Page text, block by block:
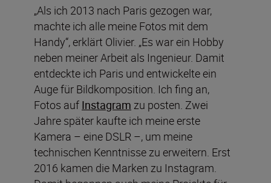
„Als ich 2013 nach Paris gezogen war,
machte ich alle meine Fotos mit dem
Handy“, erklärt Olivier. „Es war ein Hobby
neben meiner Arbeit als Ingenieur. Damit
entdeckte ich Paris und entwickelte ein
Auge für Bildkomposition. Ich fing an,
Fotos auf Instagram zu posten. Zwei
Jahre später kaufte ich meine erste
Kamera – eine DSLR –, um meine
technischen Kenntnisse zu erweitern. Erst
2016 kamen die Marken zu Instagram.